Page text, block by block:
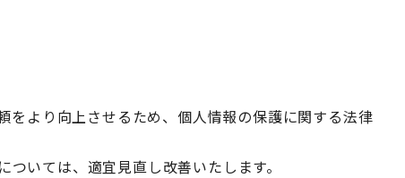
より向上させるため、個人情報の保護に関する法律
いては、適宜見直し改善いたします。